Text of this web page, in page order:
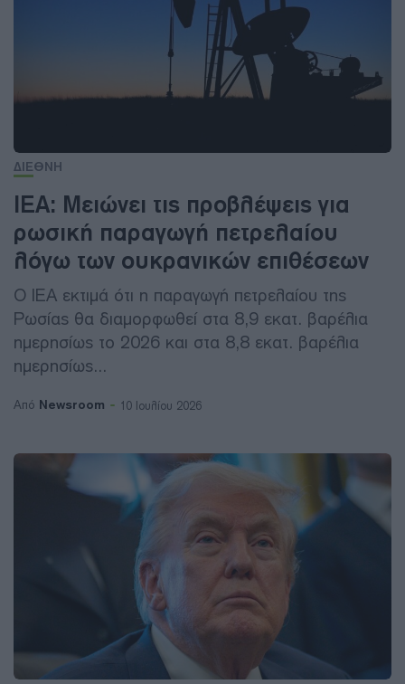
ΔΙΕΘΝΗ
ΙΕΑ: Μειώνει τις προβλέψεις για
ρωσική παραγωγή πετρελαίου
λόγω των ουκρανικών επιθέσεων
Ο IEA εκτιμά ότι η παραγωγή πετρελαίου της
Ρωσίας θα διαμορφωθεί στα 8,9 εκατ. βαρέλια
ημερησίως το 2026 και στα 8,8 εκατ. βαρέλια
ημερησίως...
Από Newsroom 10 Ιουλίου 2026